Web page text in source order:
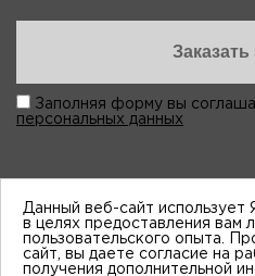
Заполняя форму вы
персональных данных
“Виктория-Авто”, 1998-2026
Данный веб-сайт
в целях предоставления вам
пользовательского опыта.
сайт, вы даете согласие на
получения дополнительной